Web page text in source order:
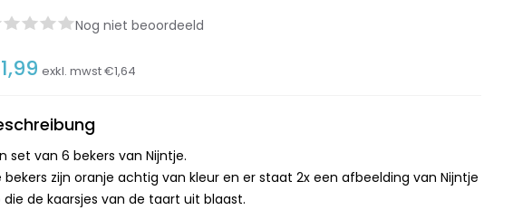
Nog niet beoordeeld
exkl. mwst€1,64
set van 6 bekers van Nijntje.
bekers zijn oranje achtig van kleur en er staat 2x een afbeelding van Nijntje
die de kaarsjes van de taart uit blaast.